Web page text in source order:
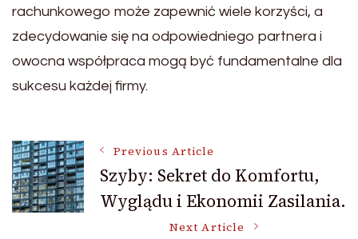
rachunkowego może zapewnić wiele korzyści, a
zdecydowanie się na odpowiedniego partnera i
owocna współpraca mogą być fundamentalne dla
sukcesu każdej firmy.
Post
Navigation
Previous Article
Szyby: Sekret do Komfortu,
Wyglądu i Ekonomii Zasilania.
Next Article